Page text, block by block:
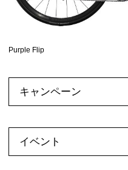
Purple Flip
キャンペーン
イベント